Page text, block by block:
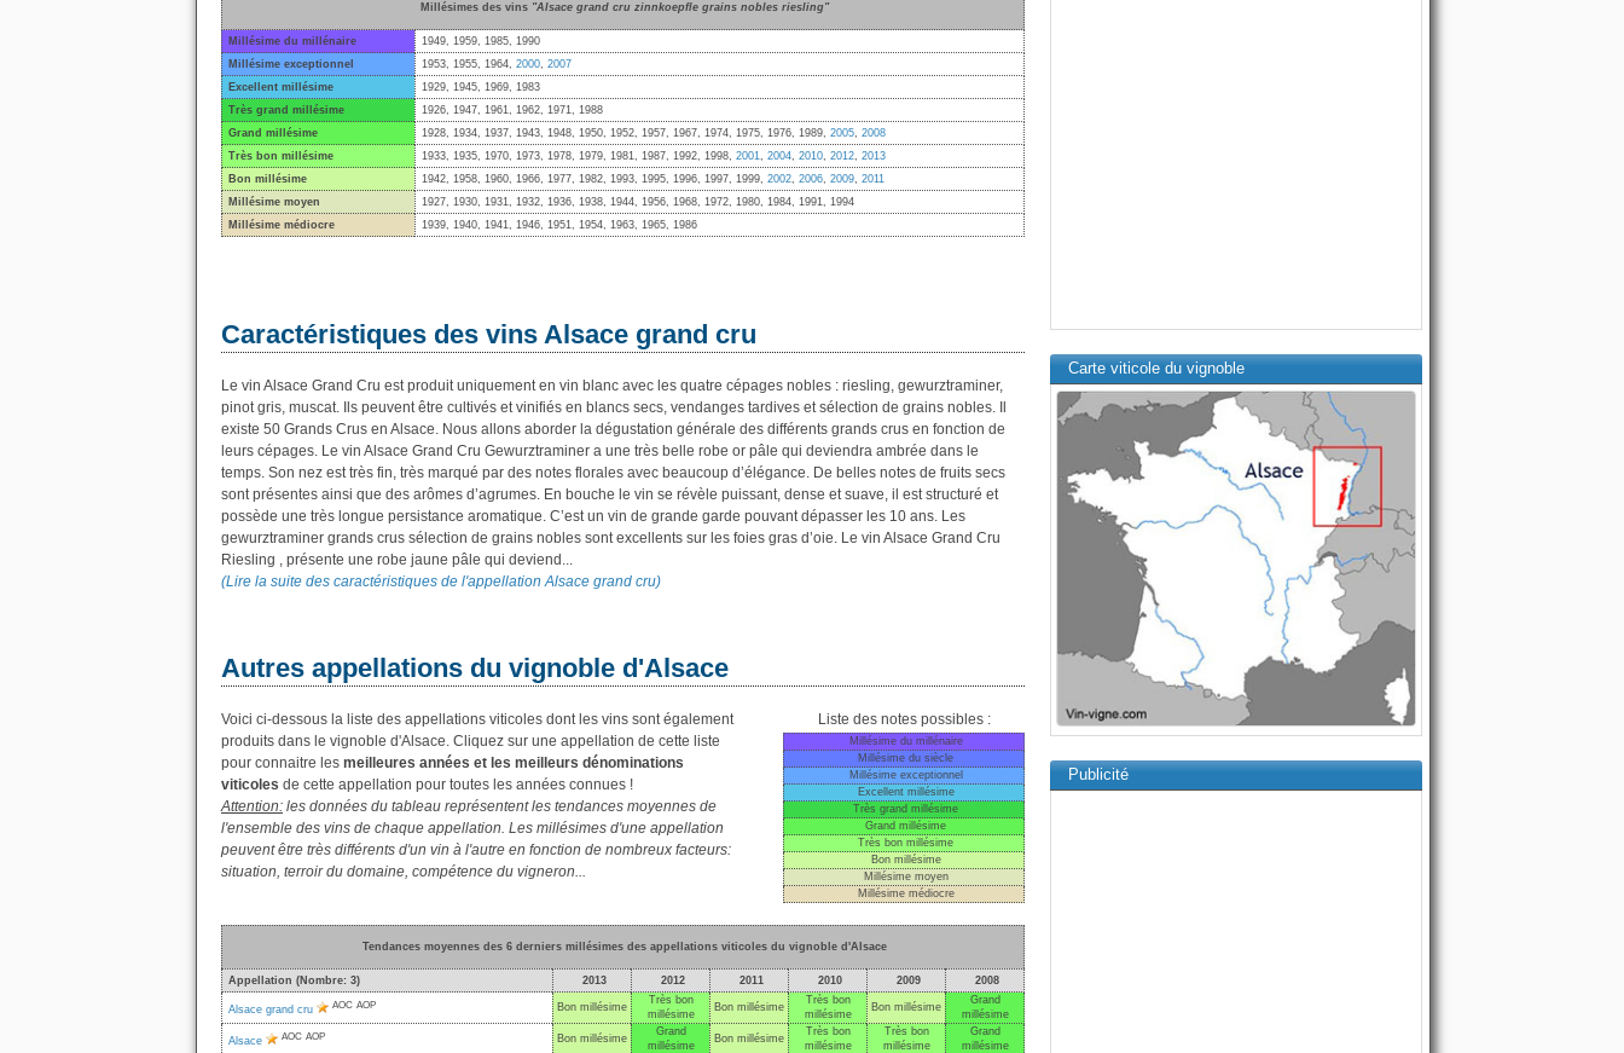
Millésimes des vins "Alsace grand cru zinnkoepfle grains nobles riesling"
Millésime du millénaire
1949, 1959, 1985, 1990
Millésime exceptionnel
1953, 1955, 1964, 2000, 2007
Excellent millésime
1929, 1945, 1969, 1983
Très grand millésime
1926, 1947, 1961, 1962, 1971, 1988
Grand millésime
1928, 1934, 1937, 1943, 1948, 1950, 1952, 1957, 1967, 1974, 1975, 1976, 1989, 2005, 2008
Très bon millésime
1933, 1935, 1970, 1973, 1978, 1979, 1981, 1987, 1992, 1998, 2001, 2004, 2010, 2012, 2013
Bon millésime
1942, 1958, 1960, 1966, 1977, 1982, 1993, 1995, 1996, 1997, 1999, 2002, 2006, 2009, 2011
Millésime moyen
1927, 1930, 1931, 1932, 1936, 1938, 1944, 1956, 1968, 1972, 1980, 1984, 1991, 1994
Millésime médiocre
1939, 1940, 1941, 1946, 1951, 1954, 1963, 1965, 1986
Caractéristiques des vins Alsace grand cru
Le vin Alsace Grand Cru est produit uniquement en vin blanc avec les quatre cépages nobles : riesling, gewurztraminer,
pinot gris, muscat. Ils peuvent être cultivés et vinifiés en blancs secs, vendanges tardives et sélection de grains nobles. Il
existe 50 Grands Crus en Alsace. Nous allons aborder la dégustation générale des différents grands crus en fonction de
leurs cépages. Le vin Alsace Grand Cru Gewurztraminer a une très belle robe or pâle qui deviendra ambrée dans le
temps. Son nez est très fin, très marqué par des notes florales avec beaucoup d’élégance. De belles notes de fruits secs
sont présentes ainsi que des arômes d’agrumes. En bouche le vin se révèle puissant, dense et suave, il est structuré et
possède une très longue persistance aromatique. C’est un vin de grande garde pouvant dépasser les 10 ans. Les
gewurztraminer grands crus sélection de grains nobles sont excellents sur les foies gras d’oie. Le vin Alsace Grand Cru
Riesling , présente une robe jaune pâle qui deviend...
(Lire la suite des caractéristiques de l'appellation Alsace grand cru)
Autres appellations du vignoble d'Alsace
Voici ci-dessous la liste des appellations viticoles dont les vins sont également
produits dans le vignoble d'Alsace. Cliquez sur une appellation de cette liste
pour connaitre les meilleures années et les meilleurs dénominations
viticoles de cette appellation pour toutes les années connues !
Attention: les données du tableau représentent les tendances moyennes de
l'ensemble des vins de chaque appellation. Les millésimes d'une appellation
peuvent être très différents d'un vin à l'autre en fonction de nombreux facteurs:
situation, terroir du domaine, compétence du vigneron...
Liste des notes possibles :
Millésime du millénaire
Millésime du siècle
Millésime exceptionnel
Excellent millésime
Très grand millésime
Grand millésime
Très bon millésime
Bon millésime
Millésime moyen
Millésime médiocre
Tendances moyennes des 6 derniers millésimes des appellations viticoles du vignoble d'Alsace
Appellation (Nombre: 3) 2013 2012 2011 2010 2009 2008
Alsace grand cru AOC AOP Bon millésime
Très bon
millésime
Bon millésime
Très bon
millésime
Bon millésime
Grand
millésime
Alsace AOC AOP Bon millésime
Grand
millésime
Bon millésime
Très bon
millésime
Très bon
millésime
Grand
millésime
Carte viticole du vignoble
Publicité